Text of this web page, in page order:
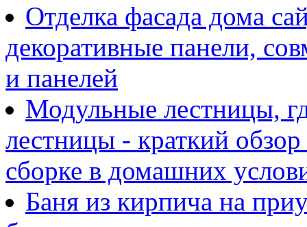
Отделка фасада дома
декоративные панели,
и панелей
Модульные лестницы,
лестницы - краткий
сборке в домашних
Баня из кирпича на